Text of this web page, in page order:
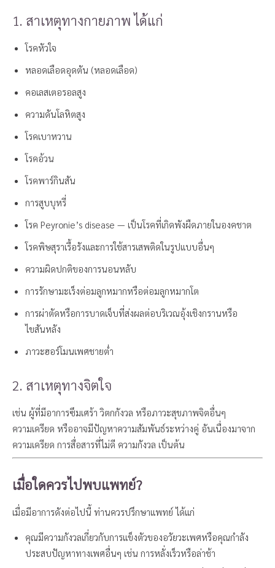
1. สาเหตุทางกายภาพ ได้แก่
โรคหัวใจ
หลอดเลือดอุดตัน (หลอดเลือด)
คอเลสเตอรอลสูง
ความดันโลหิตสูง
โรคเบาหวาน
โรคอ้วน
โรคพาร์กินสัน
การสูบบุหรี่
โรค Peyronie’s disease — เป็นโรคที่เกิดพังผืดภายในองคชาต
โรคพิษสุราเรื้อรังและการใช้สารเสพติดในรูปแบบอื่นๆ
ความผิดปกติของการนอนหลับ
การรักษามะเร็งต่อมลูกหมากหรือต่อมลูกหมากโต
การผ่าตัดหรือการบาดเจ็บที่ส่งผลต่อบริเวณอุ้งเชิงกรานหรือ
ไขสันหลัง
ภาวะฮอร์โมนเพศชายต่ำ
2. สาเหตุทางจิตใจ
เช่น ผู้ที่มีอาการซึมเศร้า วิตกกังวล หรือภาวะสุขภาพจิตอื่นๆ
ความเครียด หรืออาจมีปัญหาความสัมพันธ์ระหว่างคู่ อันเนื่องมาจาก
ความเครียด การสื่อสารที่ไม่ดี ความกังวล เป็นต้น
เมื่อใดควรไปพบแพทย์?
เมื่อมีอาการดังต่อไปนี้ ท่านควรปรึกษาแพทย์ ได้แก่
คุณมีความกังวลเกี่ยวกับการแข็งตัวของอวัยวะเพศหรือคุณกำลัง
ประสบปัญหาทางเพศอื่นๆ เช่น การหลั่งเร็วหรือล่าช้า